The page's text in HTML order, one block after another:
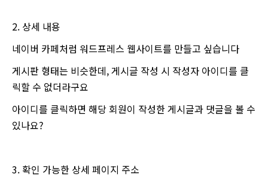
2. 상세 내용
네이버 카페처럼 워드프레스 웹사이트를 만들고 싶습니다
게시판 형태는 비슷한데, 게시글 작성 시 작성자 아이디를 클
릭할 수 없더라구요
아이디를 클릭하면 해당 회원이 작성한 게시글과 댓글을 볼 수
있나요?
3. 확인 가능한 상세 페이지 주소